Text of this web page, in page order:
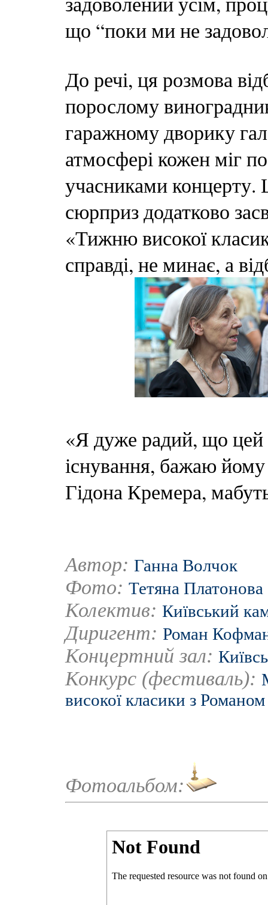
що “поки ми не
До речі, ця розмова
порослому
гаражному дворику
атмосфері кожен міг
учасниками концерту.
сюрприз додатково
«Тижню високої
справді, не минає, а
«Я дуже радий, що цей
існування, бажаю
Гідона Кремера,
Автор: Ганна Волчок
Фото: Тетяна Платонова
Колектив: Київський
Диригент: Роман
Концертний зал:
Конкурс (фестиваль):
високої класики з
Фотоальбом: